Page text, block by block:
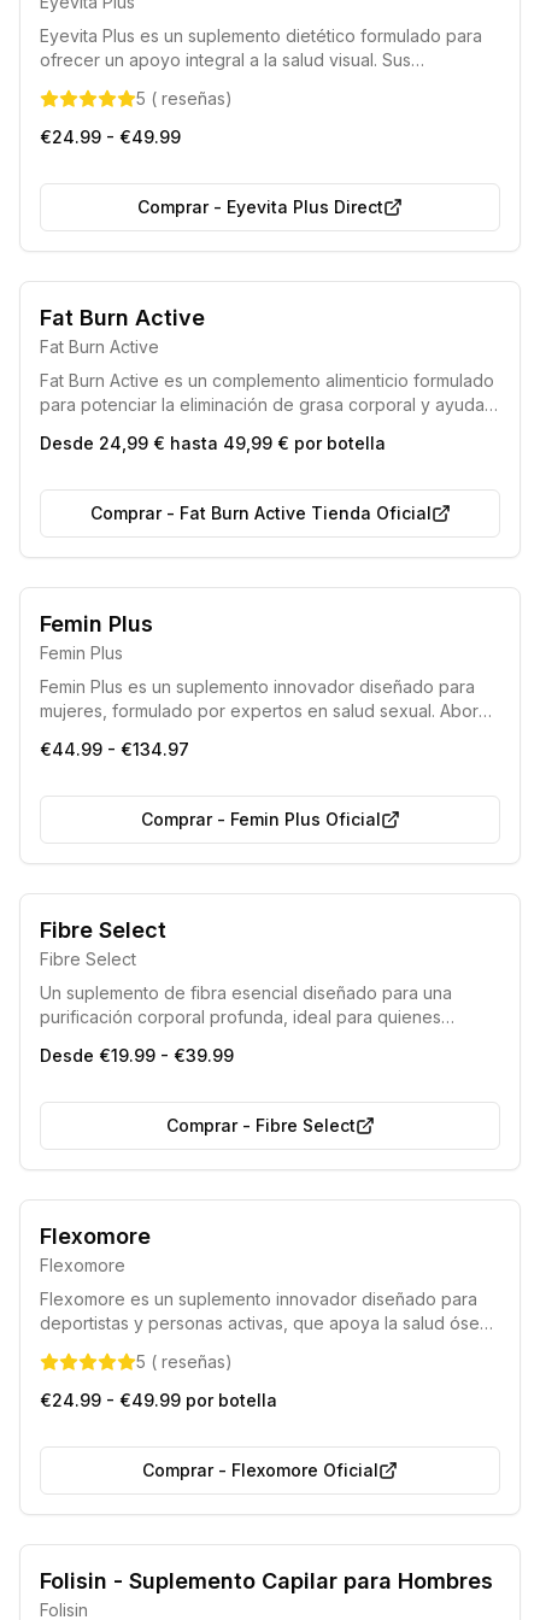
máxima calidad.
Eyevita Plus es un suplemento dietético formulado para
ofrecer un apoyo integral a la salud visual. Sus
una visión óptima, a la función retiniana y a la estabilidad
del colágeno ocular, además de mejorar la circulación
5 ( reseñas)
€24.99 - €49.99
Comprar- Eyevita Plus Direct
Envío rápido en 24 horas.
Fat Burn Active
Fat Burn Active
Fat Burn Active es un complemento alimenticio formulado
para potenciar la eliminación de grasa corporal y ayudar
sus componentes naturales.
Desde 24,99 € hasta 49,99 € por botella
Comprar- Fat Burn Active Tienda Oficial
Producto 100% original
Femin Plus
Femin Plus
Femin Plus es un suplemento innovador diseñado para
mujeres, formulado por expertos en salud sexual. Aborda
buscando revitalizar la vida sexual femenina y el
€44.99 - €134.97
Comprar- Femin Plus Oficial
Fibre Select
Fibre Select
Un suplemento de fibra esencial diseñado para una
purificación corporal profunda, ideal para quienes
mejorar el bienestar general.
Desde €19.99 - €39.99
Comprar- Fibre Select
Formulación innovadora con componentes naturales
Preferido por deportistas y atletas
Flexomore
Flexomore
Flexomore es un suplemento innovador diseñado para
deportistas y personas activas, que apoya la salud ósea
Ayuda a mejorar la flexibilidad, previene la rigidez
matutina y optimiza la recuperación física, permitiendo
5 ( reseñas)
€24.99 - €49.99 por botella
Comprar- Flexomore Oficial
Folisin - Suplemento Capilar para Hombres
Folisin